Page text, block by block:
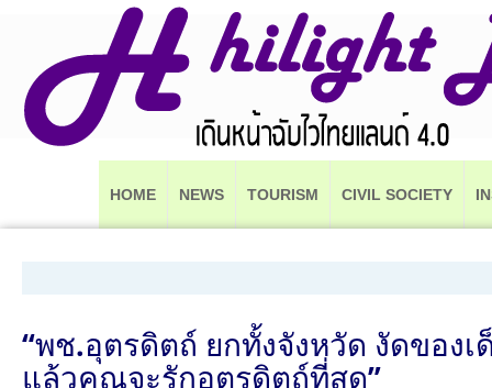
HOME NEWS TOURISM CIVIL SOCIETY
“พช.อุตรดิตถ์ ยกทั้งจังหวัด งัดของ
แล้วคุณจะรักอุตรดิตถ์ที่สุด”